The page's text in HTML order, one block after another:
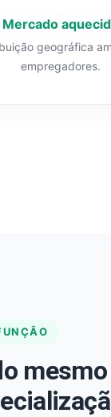
Mercado
geográfica
empregadores.